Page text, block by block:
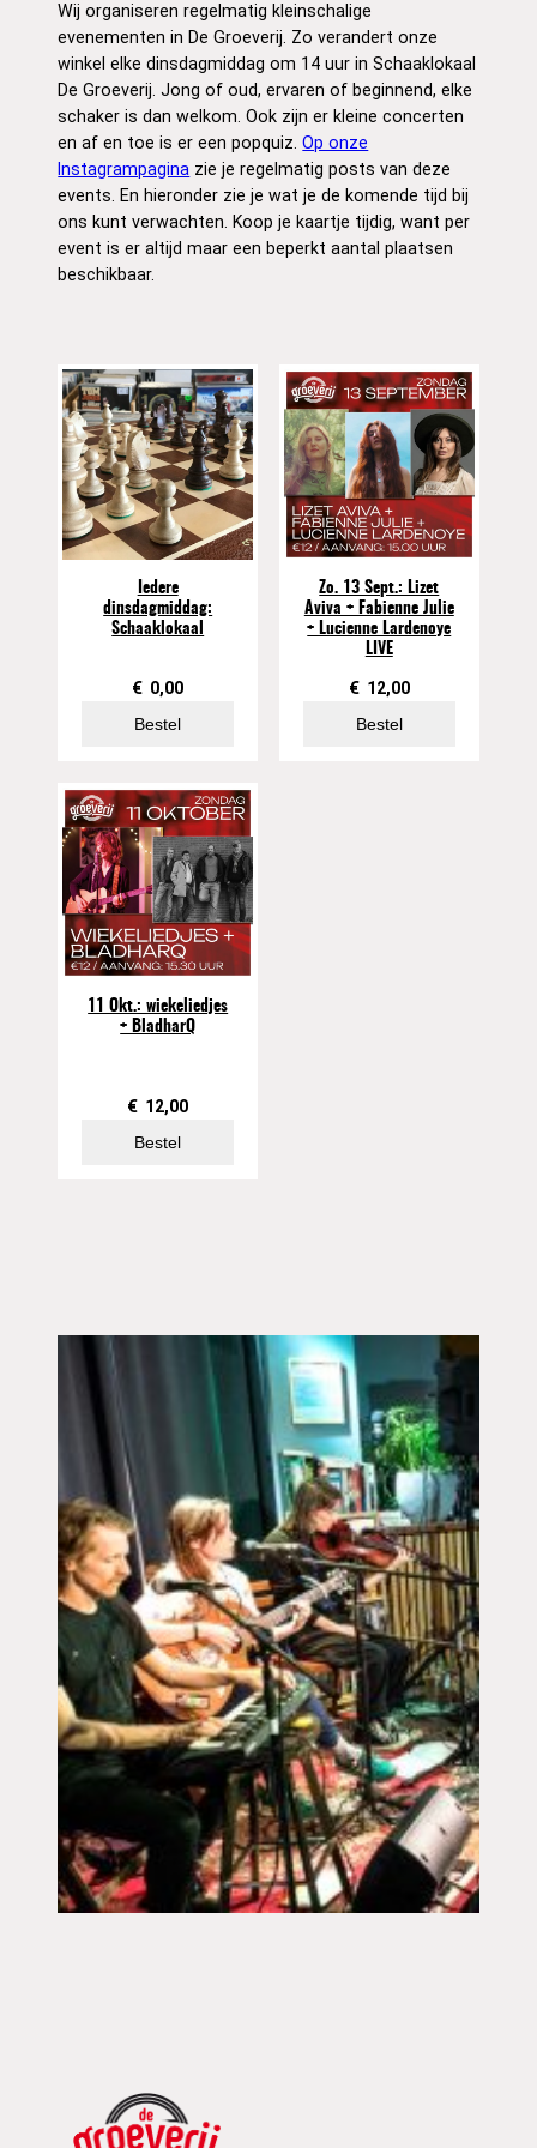
Wij organiseren regelmatig kleinschalige
evenementen in De Groeverij. Zo verandert onze
winkel elke dinsdagmiddag om 14 uur in Schaaklokaal
De Groeverij. Jong of oud, ervaren of beginnend, elke
schaker is dan welkom. Ook zijn er kleine concerten
en af en toe is er een popquiz.Op onze
Instagrampagina zie je regelmatig posts van deze
events. En hieronder zie je wat je de komende tijd bij
ons kunt verwachten. Koop je kaartje tijdig, want per
event is er altijd maar een beperkt aantal plaatsen
beschikbaar.
Iedere
dinsdagmiddag:
Schaaklokaal
€ 0,00
Bestel
Zo. 13 Sept.: Lizet
Aviva + Fabienne Julie
+ Lucienne Lardenoye
LIVE
€ 12,00
Bestel
11 Okt.: wiekeliedjes
+ BladharQ
€ 12,00
Bestel